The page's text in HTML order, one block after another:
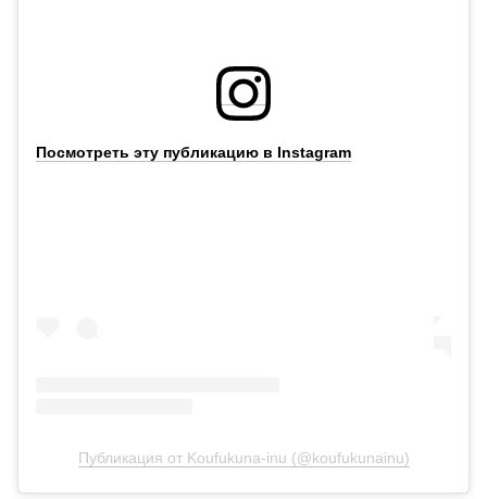
Посмотреть эту публикацию в Instagram
Публикация от Koufukuna-inu (@koufukunainu)